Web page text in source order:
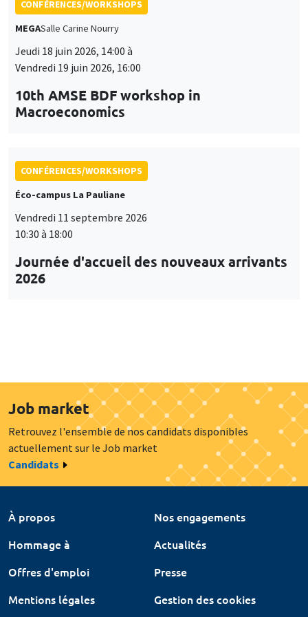
CONFÉRENCES/WORKSHOPS
MEGASalle Carine Nourry
Jeudi 18 juin 2026, 14:00 à
Vendredi 19 juin 2026, 16:00
10th AMSE BDF workshop in
Macroeconomics
CONFÉRENCES/WORKSHOPS
Éco-campus La Pauliane
Vendredi 11 septembre 2026
10:30 à 18:00
Journée d'accueil des nouveaux arrivants
2026
Job market
Retrouvez l'ensemble de nos candidats disponibles
actuellement sur le Job market
Candidats
À propos
Nos engagements
Hommage à
Actualités
Offres d'emploi
Presse
Mentions légales
Gestion des cookies